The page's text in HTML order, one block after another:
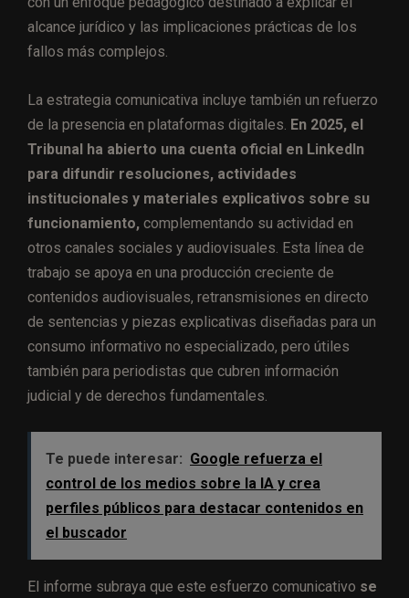
alcance jurídico y las implicaciones prácticas de los
fallos más complejos.
La estrategia comunicativa incluye también un refuerzo
de la presencia en plataformas digitales. En 2025, el
Tribunal ha abierto una cuenta oficial en LinkedIn
para difundir resoluciones, actividades
institucionales y materiales explicativos sobre su
funcionamiento, complementando su actividad en
otros canales sociales y audiovisuales. Esta línea de
trabajo se apoya en una producción creciente de
contenidos audiovisuales, retransmisiones en directo
de sentencias y piezas explicativas diseñadas para un
consumo informativo no especializado, pero útiles
también para periodistas que cubren información
judicial y de derechos fundamentales.
Te puede interesar: Google refuerza el
control de los medios sobre la IA y crea
perfiles públicos para destacar contenidos en
el buscador
El informe subraya que este esfuerzo comunicativo se